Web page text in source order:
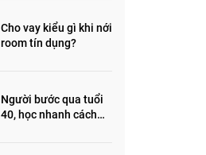
Cho vay kiểu gì khi nới
room tín dụng?
Người bước qua tuổi
40, học nhanh cách